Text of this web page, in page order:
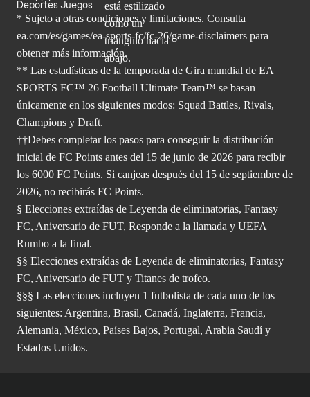
Deportes Juegos
* Sujeto a otras condiciones y limitaciones. Consulta
ea.com/es/games/ea-sports-fc/fc-26/game-disclaimers para
obtenermás información.
** Las estadísticas de la temporada de Gira mundial de EA
SPORTS FC™ 26 Football Ultimate Team™ se basan
únicamente en los siguientes modos: Squad Battles, Rivals,
Champions y Draft.
††Debes completar los pasos para conseguir la distribución
inicial de FC Points antes del 15 de junio de 2026 para recibir
los 6000 FC Points. Si canjeas después del 15 de septiembre de
2026, no recibirás FC Points.
§ Elecciones extraídas de Leyenda de eliminatorias, Fantasy
FC, Aniversario de FUT, Responde a la llamada y UEFA
Rumbo a la final.
§§ Elecciones extraídas de Leyenda de eliminatorias, Fantasy
FC, Aniversario de FUT y Titanes de trofeo.
§§§ Las elecciones incluyen 1 futbolista de cada uno de los
siguientes: Argentina, Brasil, Canadá, Inglaterra, Francia,
Alemania, México, Países Bajos, Portugal, Arabia Saudí y
Estados Unidos.